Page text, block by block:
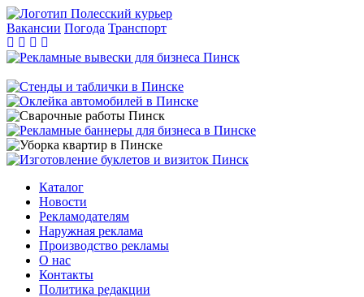
Вакансии Погода Транспорт
Каталог
Новости
Рекламодателям
Наружная реклама
Производство рекламы
О нас
Контакты
Политика редакции